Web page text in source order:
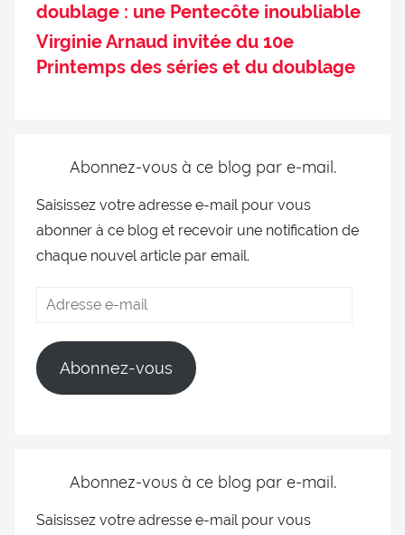
doublage : une Pentecôte inoubliable
Virginie Arnaud invitée du 10e
Printemps des séries et du doublage
Abonnez-vous à ce blog par e-mail.
Saisissez votre adresse e-mail pour vous
abonner à ce blog et recevoir une notification de
chaque nouvel article par email.
Abonnez-vous
Abonnez-vous à ce blog par e-mail.
Saisissez votre adresse e-mail pour vous